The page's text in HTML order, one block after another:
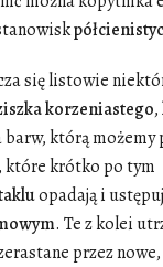
się listowie
korzeniastego,
barw, którą
które krótko po tym
opadają i
. Te z kolei
przez